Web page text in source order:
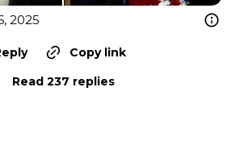
2025
Copy link
Read 237 replies